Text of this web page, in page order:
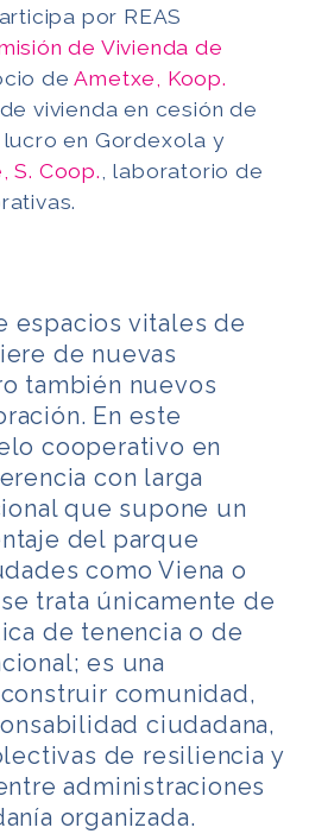
por REAS
de Vivienda de
deAmetxe, Koop.
vivienda en cesión de
en Gordexola y
S. Coop., laboratorio de
espacios vitales de
de nuevas
también nuevos
En este
cooperativo en
con larga
que supone un
del parque
como Viena o
trata únicamente de
de tenencia o de
es una
comunidad,
ciudadana,
de resiliencia y
administraciones
organizada.